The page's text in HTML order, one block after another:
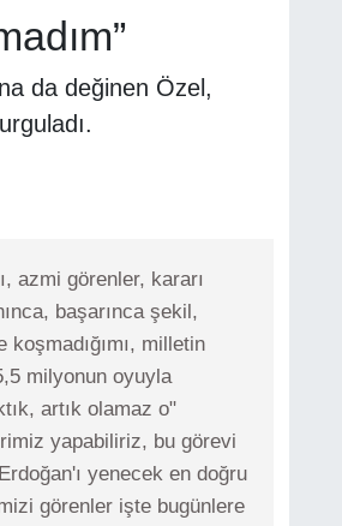
da değinen Özel,
azmi görenler, kararı
başarınca şekil,
milletin
milyonun oyuyla
artık olamaz o"
yapabiliriz, bu görevi
yenecek en doğru
görenler işte bugünlere